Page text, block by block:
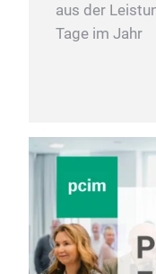
aus der
Tage im Jahr